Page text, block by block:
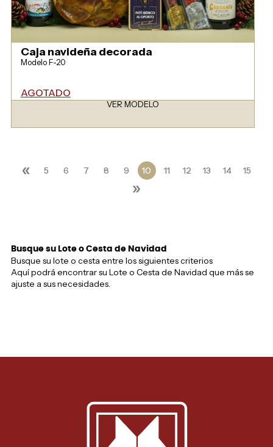
Caja navideña decorada
Modelo F-20
AGOTADO
VER MODELO
« 5 6 7 8 9 10 11 12 13 14 15
»
Busque su Lote o Cesta de Navidad
Busque su lote o cesta entre los siguientes criterios
Aquí podrá encontrar su Lote o Cesta de Navidad que más se
ajuste a sus necesidades.